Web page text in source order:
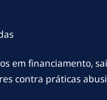
em financiamento,
contra práticas